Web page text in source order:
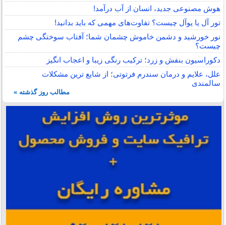
هوش مصنوعی جدید، انسان از آب درآمد!
تور آل یا یوآل چیست؟ تفاوت‌های مهمی که باید بدانید!
نور خورشید و دشمن خاموش چشمان شما؛ آفتاب سوختگی چشم
چیست؟
دکوراسیون بنفش و زرد؛ ترکیب رنگی زیبا و اعجاب انگیز
علل، علایم و درمان سندرم فرتوتی؛ از شایع ترین مشکلات
سالمندی
مطالب روز گذشته »